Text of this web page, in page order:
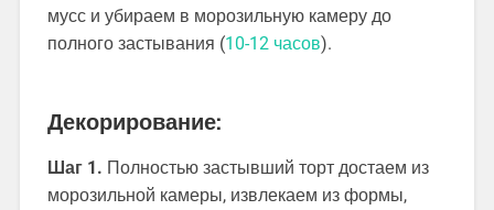
мусс и убираем в морозильную камеру до
полного застывания (10-12 часов).
Декорирование:
Шаг 1. Полностью застывший торт достаем из
морозильной камеры, извлекаем из формы,